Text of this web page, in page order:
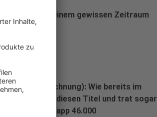
Radfahrer in einem gewissen Zeitraum
Wie bereits im
Herzrasen diesen Titel und trat sogar
legten knapp 46.000